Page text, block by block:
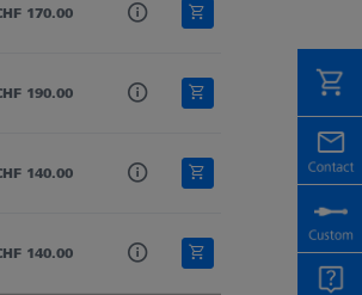
Kugelzylinder
170.00
Kugelzylinder
190.00
Kugelzylinder
140.00
Kugelzylinder Zylindertaster
140.00